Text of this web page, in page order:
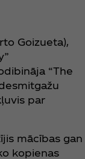
Goizueta),
“The
par
mācības gan
kopienas